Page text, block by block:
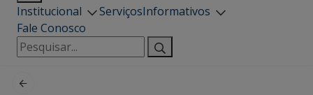
Institucional ServiçosInformativos
Fale Conosco
Pesquisar
por: